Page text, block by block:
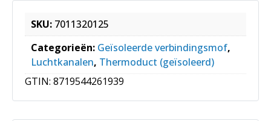
SKU: 7011320125
Categorieën: Geïsoleerde verbindingsmof,
Luchtkanalen, Thermoduct (geïsoleerd)
GTIN: 8719544261939